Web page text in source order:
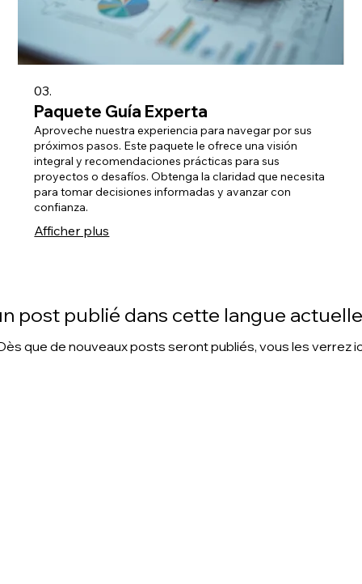
03.
Paquete Guía Experta
Aproveche nuestra experiencia para navegar por sus
próximos pasos. Este paquete le ofrece una visión
integral y recomendaciones prácticas para sus
proyectos o desafíos. Obtenga la claridad que necesita
para tomar decisiones informadas y avanzar con
confianza.
Afficher plus
post publié dans cette langue
que de nouveaux posts seront publiés, vous les verrez